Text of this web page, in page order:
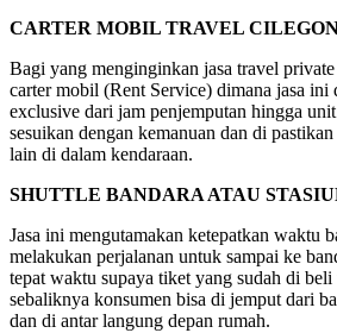
CARTER MOBIL TRAVEL
Bagi yang menginginkan jasa travel
carter mobil (Rent Service) dimana jasa ini
exclusive dari jam penjemputan hingga
sesuikan dengan kemanuan dan di
lain di dalam kendaraan.
SHUTTLE BANDARA ATAU
Jasa ini mengutamakan ketepatkan waktu
melakukan perjalanan untuk sampai ke
tepat waktu supaya tiket yang sudah di
sebaliknya konsumen bisa di jemput dari
dan di antar langung depan rumah.